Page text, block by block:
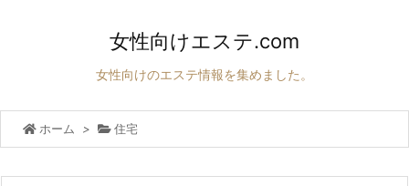
女性向けエステ.com
女性向けのエステ情報を集めました。
ホーム > 住宅